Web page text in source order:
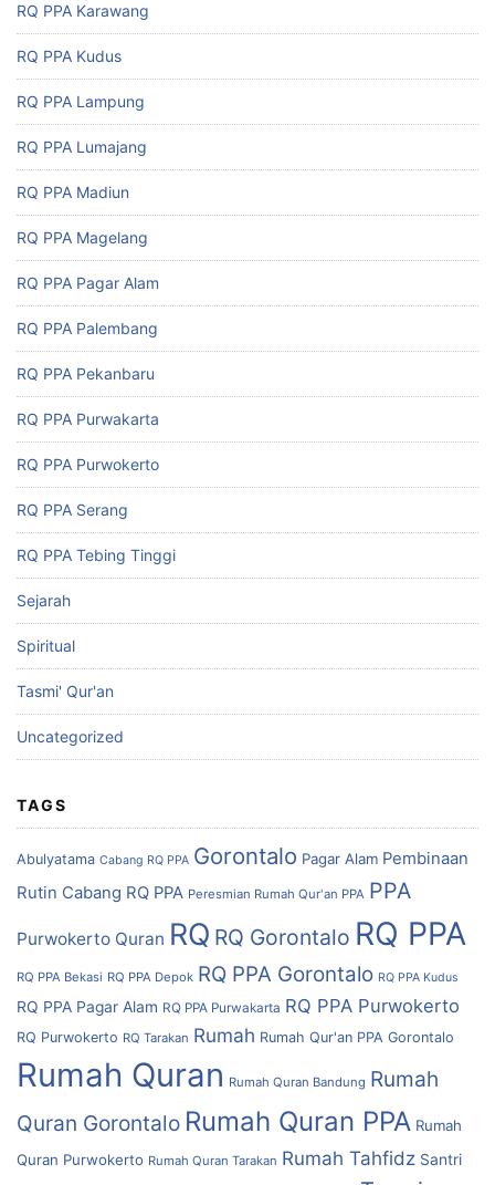
RQ PPA Karawang
RQ PPA Kudus
RQ PPA Lampung
RQ PPA Lumajang
RQ PPA Madiun
RQ PPA Magelang
RQ PPA Pagar Alam
RQ PPA Palembang
RQ PPA Pekanbaru
RQ PPA Purwakarta
RQ PPA Purwokerto
RQ PPA Serang
RQ PPA Tebing Tinggi
Sejarah
Spiritual
Tasmi' Qur'an
Uncategorized
TAGS
Abulyatama Cabang RQ PPA Gorontalo Pagar Alam Pembinaan
Rutin Cabang RQ PPA Peresmian Rumah Qur'an PPA PPA
Purwokerto Quran RQ RQ Gorontalo RQ PPA
RQ PPA Bekasi RQ PPA Depok RQ PPA Gorontalo RQ PPA Kudus
RQ PPA Pagar Alam RQ PPA Purwakarta RQ PPA Purwokerto
RQ Purwokerto RQ Tarakan Rumah Rumah Qur'an PPA Gorontalo
Rumah Quran Rumah Quran Bandung Rumah
Quran Gorontalo Rumah Quran PPA Rumah
Quran Purwokerto Rumah Quran Tarakan Rumah Tahfidz Santri